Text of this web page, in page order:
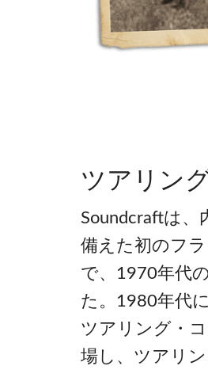
ツアリン
Soundcraftは
備えた初のフ
で、1970年代
た。1980年代
ツアリング・
場し、ツアリ